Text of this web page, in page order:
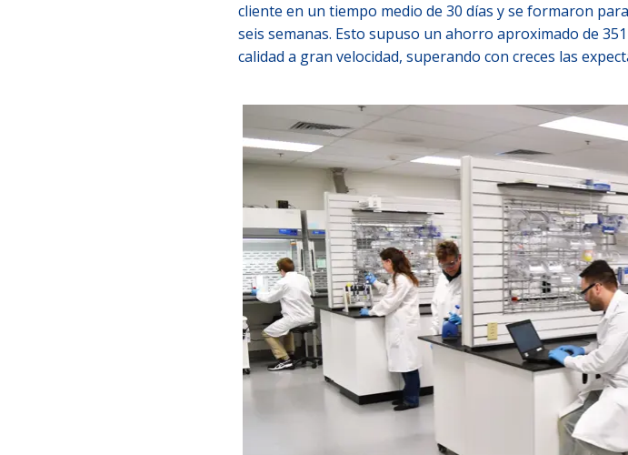
cliente en un tiempo medio de 30 días y se formaron
seis semanas. Esto supuso un ahorro aproximado de
calidad a gran velocidad, superando con creces las